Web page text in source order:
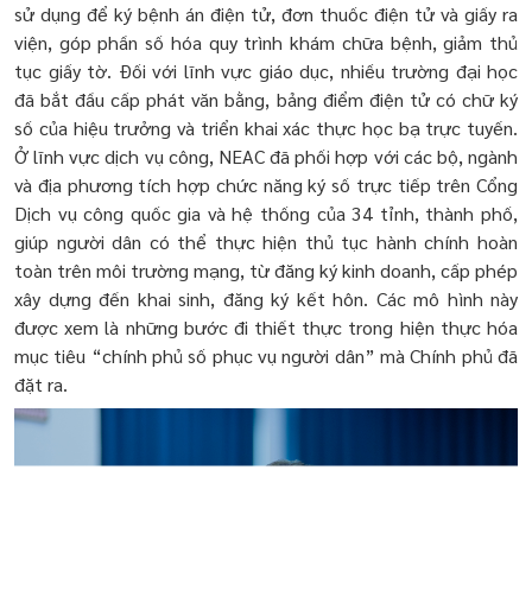
sử dụng để ký bệnh án điện tử, đơn thuốc điện tử và giấy ra
viện, góp phần số hóa quy trình khám chữa bệnh, giảm thủ
tục giấy tờ. Đối với lĩnh vực giáo dục, nhiều trường đại học
đã bắt đầu cấp phát văn bằng, bảng điểm điện tử có chữ ký
số của hiệu trưởng và triển khai xác thực học bạ trực tuyến.
Ở lĩnh vực dịch vụ công, NEAC đã phối hợp với các bộ, ngành
và địa phương tích hợp chức năng ký số trực tiếp trên Cổng
Dịch vụ công quốc gia và hệ thống của 34 tỉnh, thành phố,
giúp người dân có thể thực hiện thủ tục hành chính hoàn
toàn trên môi trường mạng, từ đăng ký kinh doanh, cấp phép
xây dựng đến khai sinh, đăng ký kết hôn. Các mô hình này
được xem là những bước đi thiết thực trong hiện thực hóa
mục tiêu “chính phủ số phục vụ người dân” mà Chính phủ đã
đặt ra.